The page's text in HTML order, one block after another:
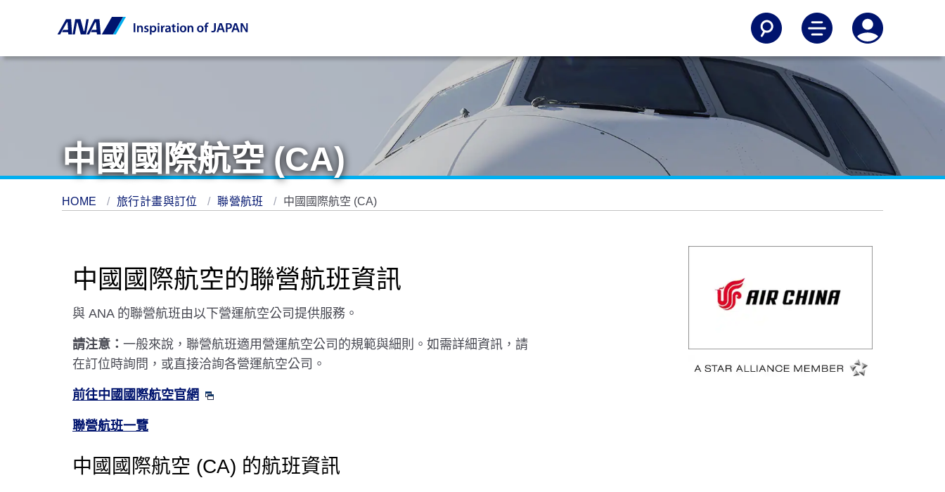
中國國際航空 (CA)
HOME 旅行計畫與訂位 聯營航班 中國國際航空 (CA)
中國國際航空的聯營航班資訊
與 ANA 的聯營航班由以下營運航空公司提供服務。
請注意： 一般來說，聯營航班適用營運航空公司的規範與細則。如需詳細資訊，請
在訂位時詢問，或直接洽詢各營運航空公司。
前往中國國際航空官網
聯營航班一覽
中國國際航空 (CA) 的航班資訊